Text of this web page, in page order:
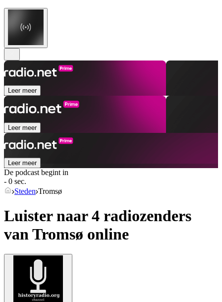
Leer meer
Leer meer
Leer meer
De podcast begint in
- 0 sec.
Steden Tromsø
Luister naar 4 radiozenders
van Tromsø online